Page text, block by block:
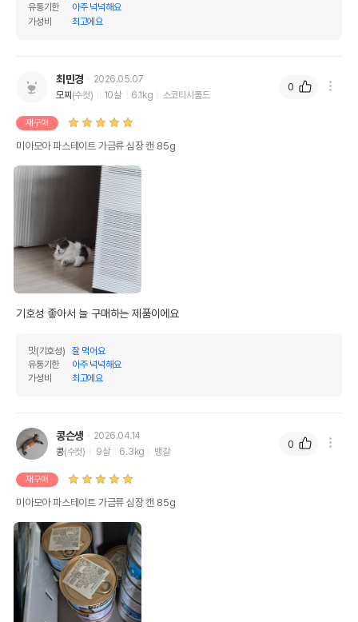
유통기한
아주 넉넉해요
가성비
최고에요
최민경
2026.05.07
모찌(수컷) 10살 6.1kg 스코티시폴드
재구매
미아모아 파스테이트 가금류 심장 캔 85g
기호성 좋아서 늘 구매하는 제품이에요
맛(기호성)
잘 먹어요
유통기한
아주 넉넉해요
가성비
최고에요
0
콩슨생
2026.04.14
콩(수컷) 9살 6.3kg 뱅갈
재구매
미아모아 파스테이트 가금류 심장 캔 85g
0